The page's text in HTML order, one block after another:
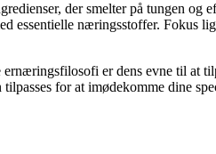
der smelter på tungen
essentielle næringsstoffer. Fokus
ernæringsfilosofi er dens evne til at
for at imødekomme dine